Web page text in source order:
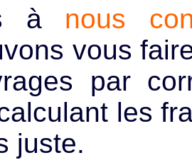
à nous
vous
par
les
juste.